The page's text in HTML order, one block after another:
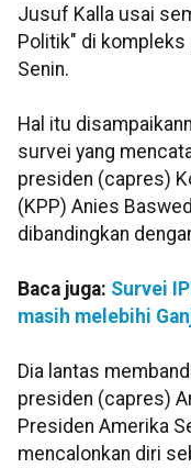
Jusuf Kalla usai
Politik" di kompleks
Senin.
Hal itu
survei yang
presiden (capres)
(KPP) Anies
dibandingkan
Baca juga: Survei
masih melebihi
Dia lantas
presiden (capres)
Presiden Amerika
mencalonkan diri